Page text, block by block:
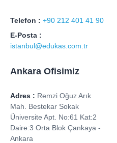
Telefon : +90 212 401 41 90
E-Posta :
istanbul@edukas.com.tr
Ankara Ofisimiz
Adres : Remzi Oğuz Arık
Mah. Bestekar Sokak
Üniversite Apt. No:61 Kat:2
Daire:3 Orta Blok Çankaya -
Ankara